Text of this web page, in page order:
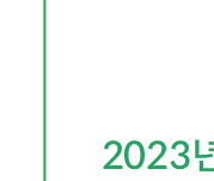
2023